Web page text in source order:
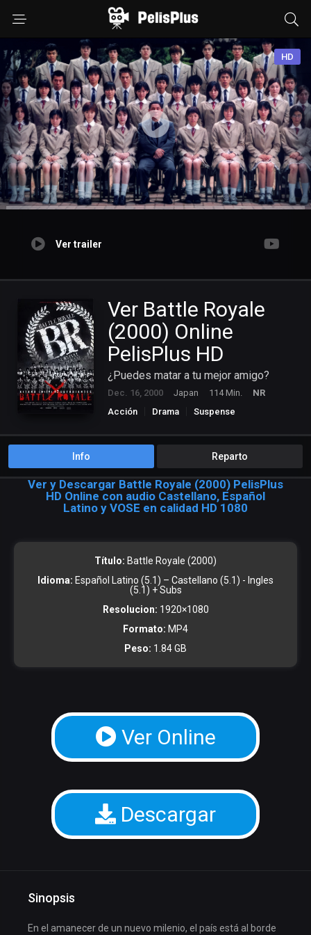
HD
Ver trailer
Ver Battle Royale
(2000) Online
PelisPlus HD
¿Puedes matar a tu mejor amigo?
Dec. 16, 2000 Japan 114 Min.
NR
Acción
Drama Suspense
Info Reparto
Ver y Descargar Battle Royale (2000) PelisPlus
HD Online con audio Castellano, Español
Latino y VOSE en calidad HD 1080
Título: Battle Royale (2000)
Idioma: Español Latino (5.1) – Castellano (5.1) - Ingles
(5.1) + Subs
Resolucion: 1920×1080
Formato: MP4
Peso: 1.84 GB
Ver Online
Descargar
Sinopsis
En el amanecer de un nuevo milenio, el país está al borde